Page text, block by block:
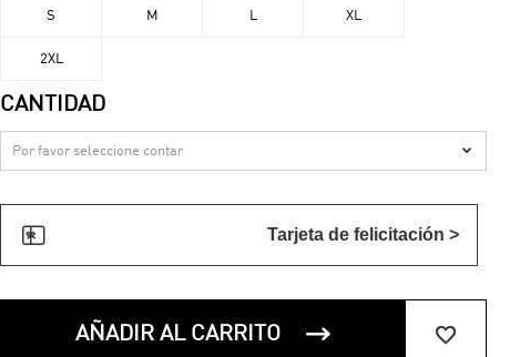
S M XL
2XL
CANTIDAD

 Tarjeta de felicitación >
AÑADIR AL CARRITO  